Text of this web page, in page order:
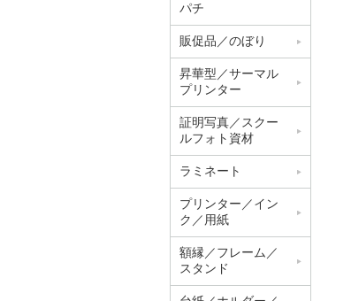
パチ
販促品／のぼり
昇華型／サーマル
プリンター
証明写真／スクー
ルフォト資材
ラミネート
プリンター／イン
ク／用紙
額縁／フレーム／
スタンド